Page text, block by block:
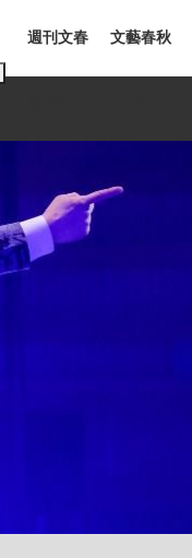
週刊文春 文藝春秋